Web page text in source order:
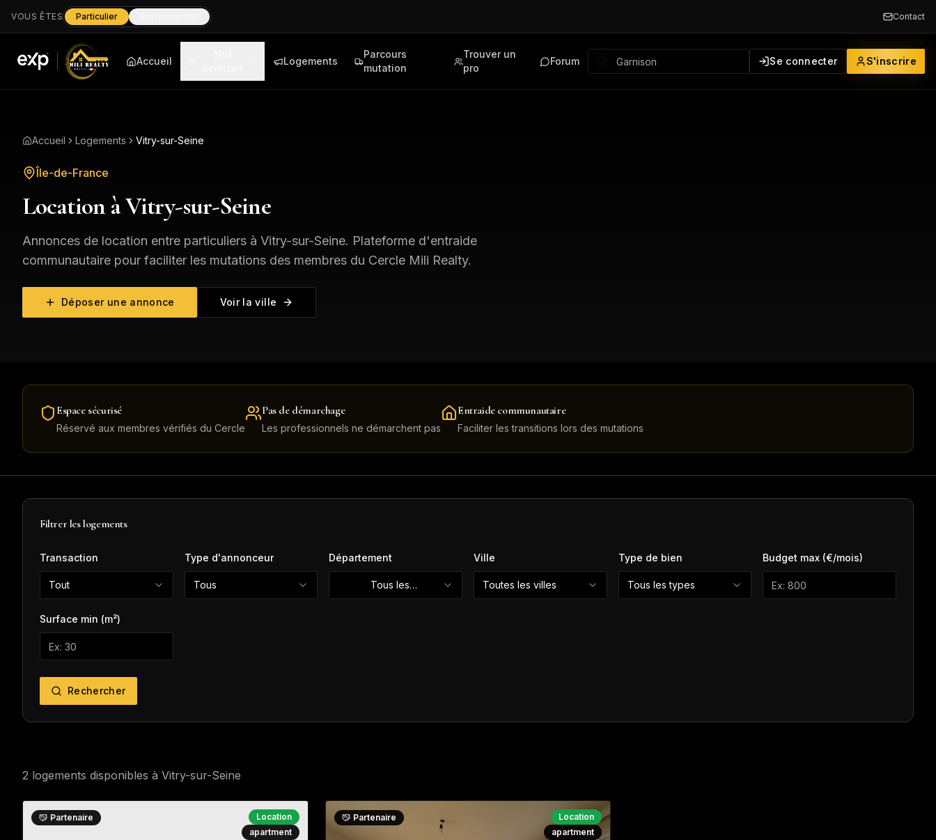
VOUS ÊTES Particulier Contact
Accueil Logements
Parcours
mutation
Trouver un
pro
Forum Se connecter S'inscrire
Accueil Logements Vitry-sur-Seine
Île-de-France
Location àVitry-sur-Seine
Annonces de location entre particuliers à Vitry-sur-Seine. Plateforme d'entraide
communautaire pour faciliter les mutations des membres du Cercle Mili Realty.
Déposer une annonce Voir la ville
Espace sécurisé
Réservé aux membres vérifiés du Cercle
Pas de démarchage
Les professionnels ne démarchent pas
Entraide communautaire
Faciliter les transitions lors des mutations
Filtrer les logements
Transaction
Tout
Type d'annonceur
Tous
Département
Tous les
départements
Ville
Toutes les villes
Type de bien
Tous les types
Budget max (€/mois)
Surface min (m²)
Rechercher
2 logements disponibles à Vitry-sur-Seine
Partenaire
Location
apartment
Partenaire
Location
apartment